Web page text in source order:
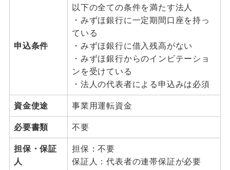
申込条件
以下の全ての条件を満たす法人
・みずほ銀行に一定期間口座を持っ
ている
・みずほ銀行に借入残高がない
・みずほ銀行からのインビテーショ
ンを受けている
・法人の代表者による申込みは必須
資金使途 事業用運転資金
必要書類 不要
担保・保証
人
担保：不要
保証人：代表者の連帯保証が必要